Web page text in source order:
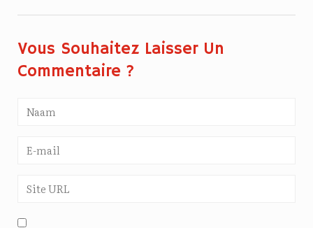
Vous Souhaitez Laisser Un
Commentaire ?